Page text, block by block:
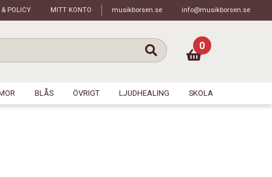
& POLICY MITT KONTO musikborsen.se info@musikborsen.se
0
BLÅS ÖVRIGT LJUDHEALING SKOLA